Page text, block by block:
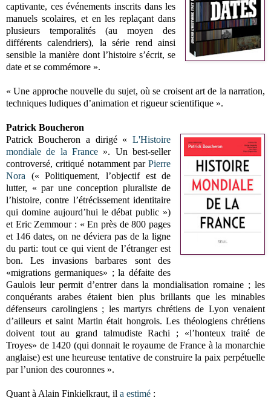
captivante, ces événements inscrits dans les
manuels scolaires, et en les replaçant dans
plusieurs temporalités (au moyen des
différents calendriers), la série rend ainsi
sensible la manière dont l’histoire s’écrit, se
date et se commémore ».
« Une approche nouvelle du sujet, où se croisent art de la narration,
techniques ludiques d’animation et rigueur scientifique ».
Patrick Boucheron
Patrick Boucheron a dirigé «L'Histoire
mondiale de la France ». Un best-seller
controversé, critiqué notamment parPierre
Nora (« Politiquement, l’objectif est de
lutter, « par une conception pluraliste de
l’histoire, contre l’étrécissement identitaire
qui domine aujourd’hui le débat public »)
et Eric Zemmour : « En près de 800 pages
et 146 dates, on ne déviera pas de la ligne
du parti: tout ce qui vient de l’étranger est
bon. Les invasions barbares sont des
«migrations germaniques» ; la défaite des
Gaulois leur permit d’entrer dans la mondialisation romaine ; les
conquérants arabes étaient bien plus brillants que les minables
défenseurs carolingiens ; les martyrs chrétiens de Lyon venaient
d’ailleurs et saint Martin était hongrois. Les théologiens chrétiens
doivent tout au grand talmudiste Rachi ; «l’honteux traité de
Troyes» de 1420 (qui donnait le royaume de France à la monarchie
anglaise) est une heureuse tentative de construire la paix perpétuelle
par l’union des couronnes ».
Quant à Alain Finkielkraut, il a estimé :